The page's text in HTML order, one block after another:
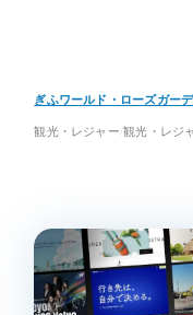
ぎふワールド・ローズガー
観光・レジャー 観光・レジ